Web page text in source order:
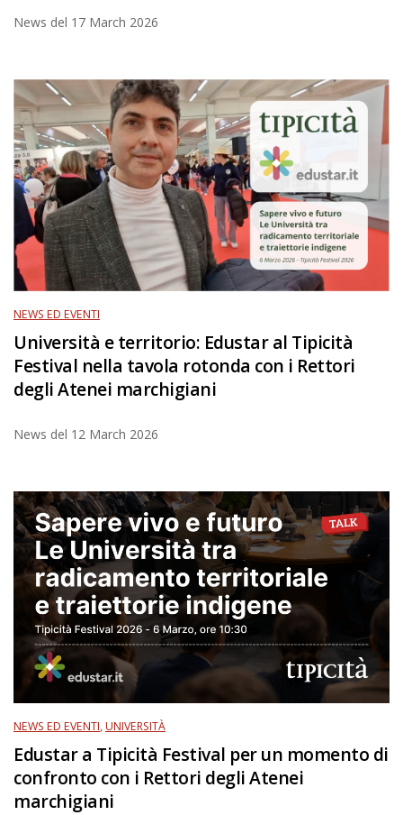
News del 17 March 2026
NEWS ED EVENTI
Università e territorio: Edustar al Tipicità
Festival nella tavola rotonda con i Rettori
degli Atenei marchigiani
News del 12 March 2026
NEWS ED EVENTI,UNIVERSITÀ
Edustar a Tipicità Festival per un momento di
confronto con i Rettori degli Atenei
marchigiani